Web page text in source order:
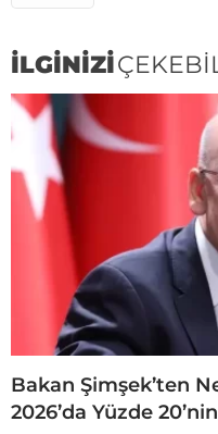
İLGİNİZİ
Bakan Şimşek’ten
2026’da Yüzde